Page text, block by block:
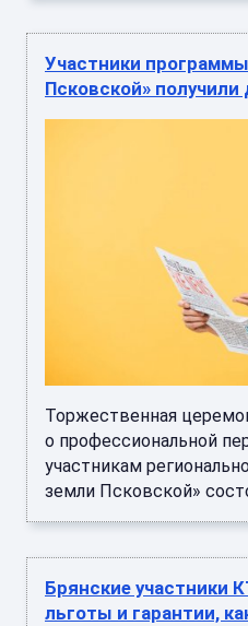
Участники
Псковской»
Торжественная
о профессиональной
участникам
земли Псковской»
Брянские участники
льготы и гарантии,